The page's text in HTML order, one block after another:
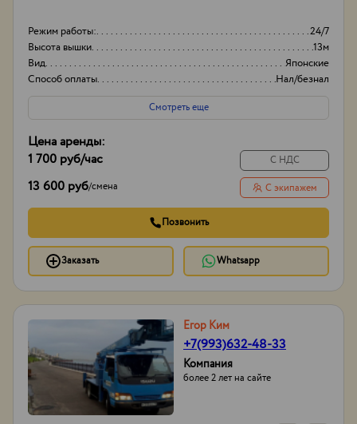
Режим работы:
24/7
Высота вышки
13м
Вид
Японские
Способ оплаты
Нал/безнал
Смотреть еще
Цена аренды:
1 700 руб/час
13 600 руб/смена
С НДС
С экипажем
Позвонить
Заказать Whatsapp
Егор Ким
+7(993)632-48-33
Компания
более 2 лет на сайте